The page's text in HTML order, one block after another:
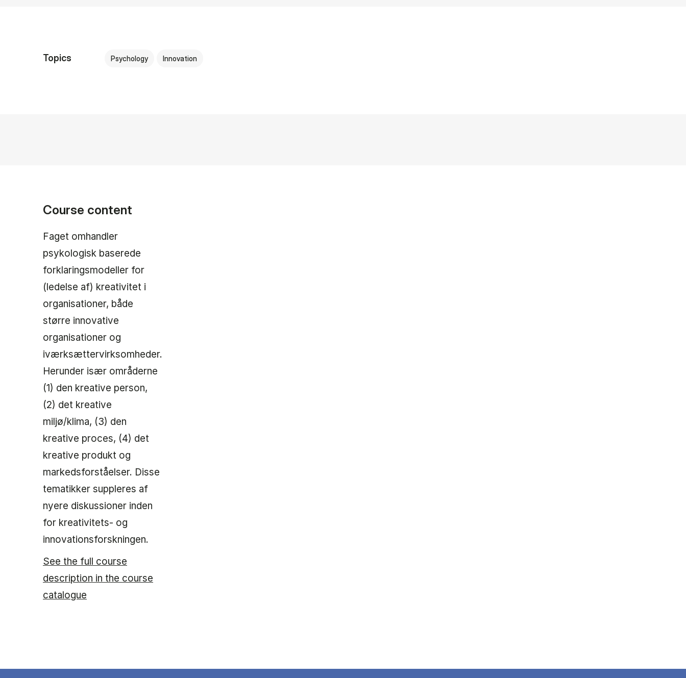
Topics Psychology Innovation
Course content
Faget omhandler
psykologisk baserede
forklaringsmodeller for
(ledelse af) kreativitet i
organisationer, både
større innovative
organisationer og
iværksættervirksomheder.
Herunder især områderne
(1) den kreative person,
(2) det kreative
miljø/klima, (3) den
kreative proces, (4) det
kreative produkt og
markedsforståelser. Disse
tematikker suppleres af
nyere diskussioner inden
for kreativitets- og
innovationsforskningen.
See the full course
description in the course
catalogue